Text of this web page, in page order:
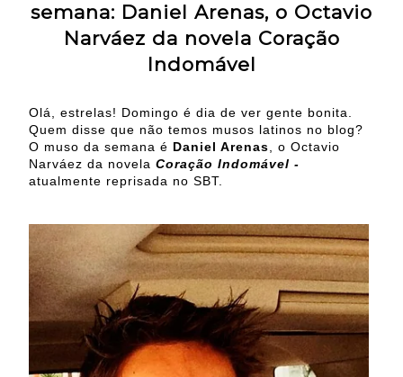
semana: Daniel Arenas, o Octavio
Narváez da novela Coração
Indomável
Olá, estrelas! Domingo é dia de ver gente bonita.
Quem disse que não temos musos latinos no blog?
O muso da semana é Daniel Arenas , o Octavio
Narváez da novela Coração Indomável -
atualmente reprisada no SBT.